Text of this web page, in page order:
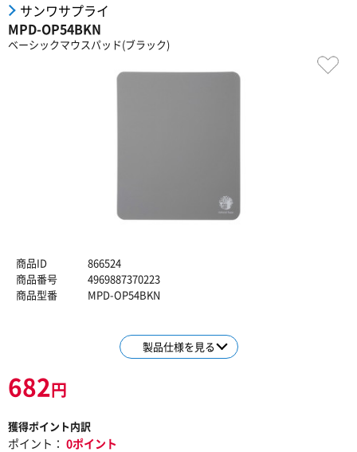
サンワサプライ
MPD-OP54BKN
ベーシックマウスパッド(ブラック)
商品ID
866524
商品番号
4969887370223
商品型番
MPD-OP54BKN
製品仕様を見る
682円
獲得ポイント内訳
ポイント： 0ポイント